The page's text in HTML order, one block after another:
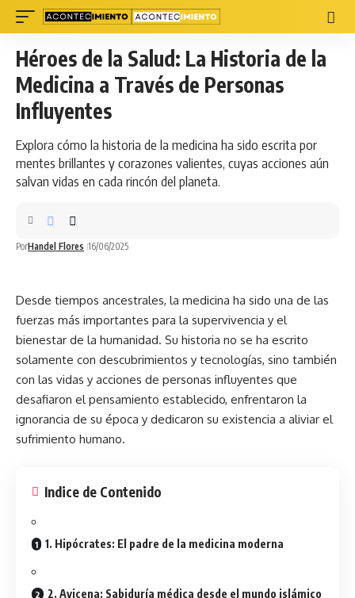
Héroes de la Salud: La Historia de la
Medicina a Través de Personas
Influyentes
Explora cómo la historia de la medicina ha sido escrita por
mentes brillantes y corazones valientes, cuyas acciones aún
salvan vidas en cada rincón del planeta.
PorHandel Flores 16/06/2025
Desde tiempos ancestrales, la medicina ha sido una de las
fuerzas más importantes para la supervivencia y el
bienestar de la humanidad. Su historia no se ha escrito
solamente con descubrimientos y tecnologías, sino también
con las vidas y acciones de personas influyentes que
desafiaron el pensamiento establecido, enfrentaron la
ignorancia de su época y dedicaron su existencia a aliviar el
sufrimiento humano.
Indice de Contenido
1. Hipócrates: El padre de la medicina moderna
2. Avicena: Sabiduría médica desde el mundo islámico